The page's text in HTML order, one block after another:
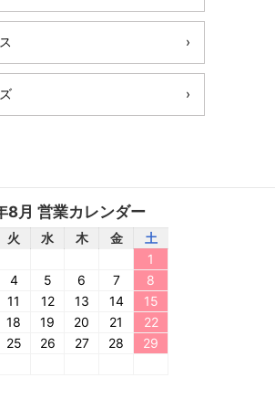
8月 営業カレンダー
火 水 木 金
土
1
4 5 6 7
8
11 12 13 14
15
18 19 20 21
22
25 26 27 28
29